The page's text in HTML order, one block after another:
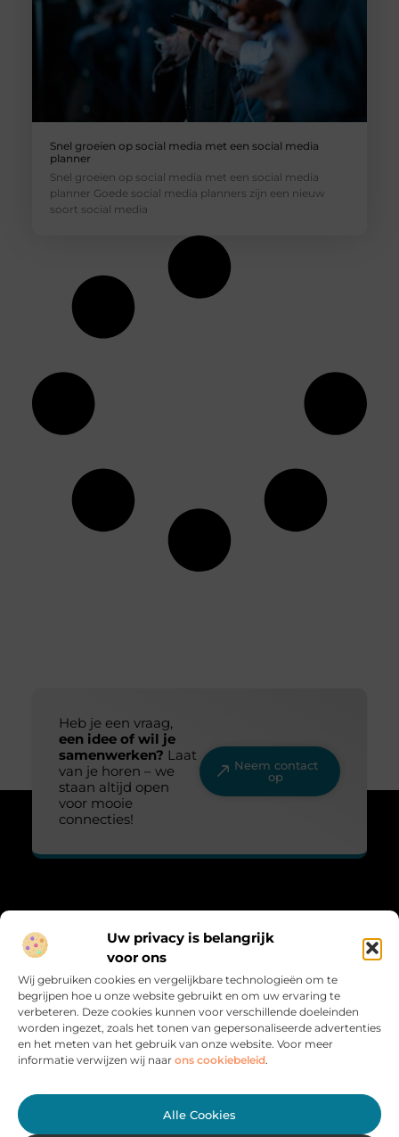
Uw privacy is belangrijk
voor ons
Wij gebruiken cookies en vergelijkbare technologieën om te
begrijpen hoe u onze website gebruikt en om uw ervaring te
verbeteren. Deze cookies kunnen voor verschillende doeleinden
worden ingezet, zoals het tonen van gepersonaliseerde advertenties
en het meten van het gebruik van onze website. Voor meer
informatie verwijzen wij naar ons cookiebeleid.
Alle Cookies
Snel groeien op social media met een social media
planner
Snel groeien op social media met een social media
planner Goede social media planners zijn een nieuw
soort social media
Heb je een vraag,
een idee of wil je
samenwerken? Laat
van je horen – we
staan altijd open
voor mooie
connecties!
Neem contact
op
“Fris, sprankelend en vol leven.”
liefde, trends en inspiratie. Voor iedereen die het leven met een
glimlach bekijkt.
Bericht categorie